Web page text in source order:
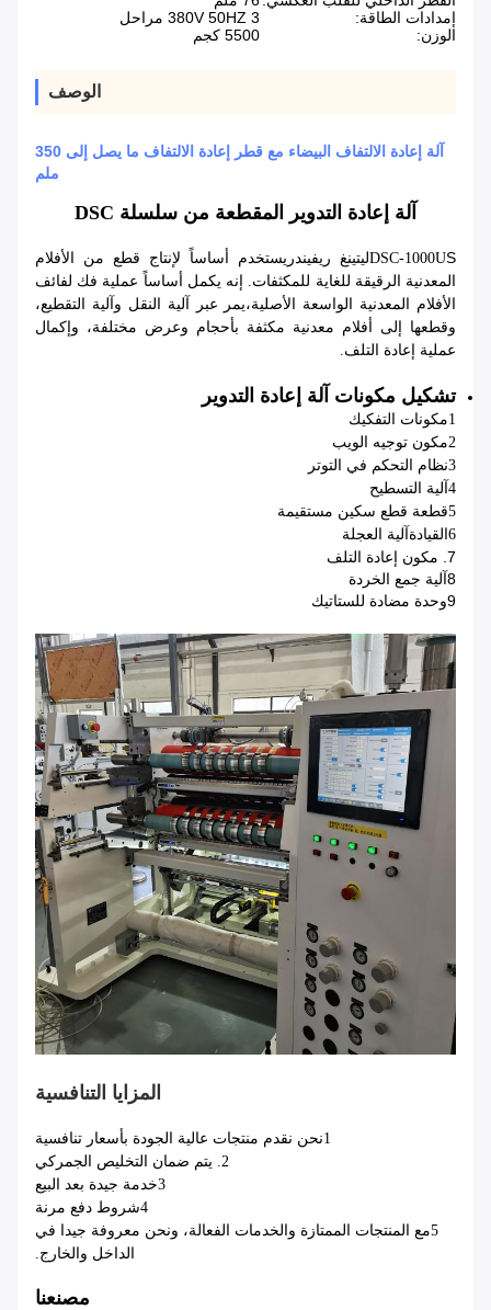
إمدادات الطاقة:
380V 50HZ 3 مراحل
الوزن:
5500 كجم
الوصف
آلة إعادة الالتفاف البيضاء مع قطر إعادة الالتفاف ما يصل إلى 350
ملم
آلة إعادة التدوير المقطعة من سلسلة DSC
DSC-1000US ليتينغ ريفيندر يستخدم أساساً لإنتاج قطع من الأفلام
المعدنية الرقيقة للغاية للمكثفات. إنه يكمل أساساً عملية فك لفائف
الأفلام المعدنية الواسعة الأصلية،يمر عبر آلية النقل وآلية التقطيع،
وقطعها إلى أفلام معدنية مكثفة بأحجام وعرض مختلفة، وإكمال
عملية إعادة التلف.
تشكيل مكونات آلة إعادة التدوير
1مكونات التفكيك
2مكون توجيه الويب
3نظام التحكم في التوتر
4آلية التسطيح
5قطعة قطع سكين مستقيمة
6القيادة
آلية العجلة
7. مكون إعادة التلف
8آلية جمع الخردة
9وحدة مضادة للستاتيك
المزايا التنافسية
1نحن نقدم منتجات عالية الجودة بأسعار تنافسية
2. يتم ضمان التخليص الجمركي
3خدمة جيدة بعد البيع
4شروط دفع مرنة
5مع المنتجات الممتازة والخدمات الفعالة، ونحن معروفة جيدا في
الداخل والخارج.
مصنعنا